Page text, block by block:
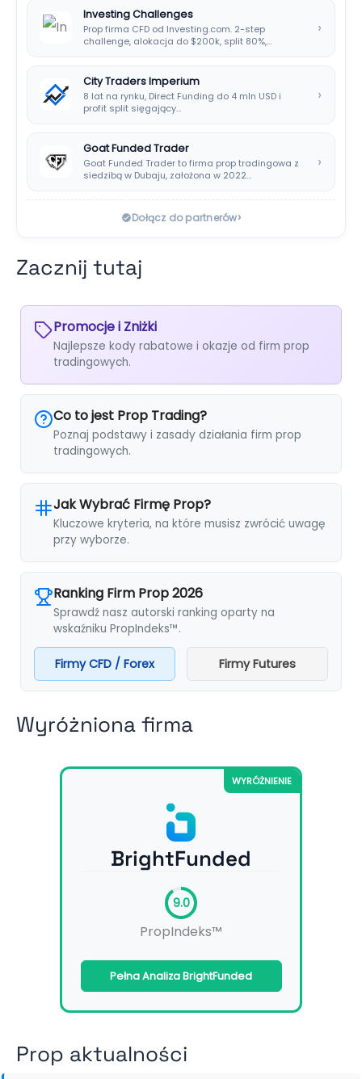
Investing Challenges
Prop firma CFD od Investing.com. 2-step
challenge, alokacja do $200k, split 80%,
›
City Traders Imperium
8 lat na rynku, Direct Funding do 4 mln USD i
profit split sięgający…
›
Goat Funded Trader
Goat Funded Trader to firma prop tradingowa z
siedzibą w Dubaju, założona w 2022…
›
Dołącz do partnerów›
Zacznij tutaj
Promocje i Zniżki
Najlepsze kody rabatowe i okazje od firm prop
tradingowych.
Co to jest Prop Trading?
Poznaj podstawy i zasady działania firm prop
tradingowych.
Jak Wybrać Firmę Prop?
Kluczowe kryteria, na które musisz zwrócić uwagę
przy wyborze.
Ranking Firm Prop 2026
Sprawdź nasz autorski ranking oparty na
wskaźniku PropIndeks™.
Firmy CFD / Forex Firmy Futures
Wyróżniona firma
WYRÓŻNIENIE
BrightFunded
9.0
PropIndeks™
Pełna Analiza BrightFunded
Prop aktualności